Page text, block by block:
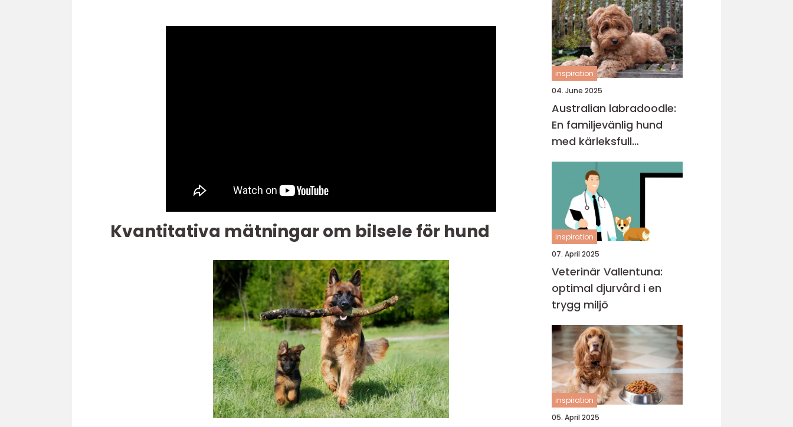
Kvantitativa mätningar om bilsele för hund
inspiration
04. June 2025
Australian labradoodle:
En familjevänlig hund
med kärleksfull
personlighet
inspiration
07. April 2025
Veterinär Vallentuna:
optimal djurvård i en
trygg miljö
inspiration
05. April 2025